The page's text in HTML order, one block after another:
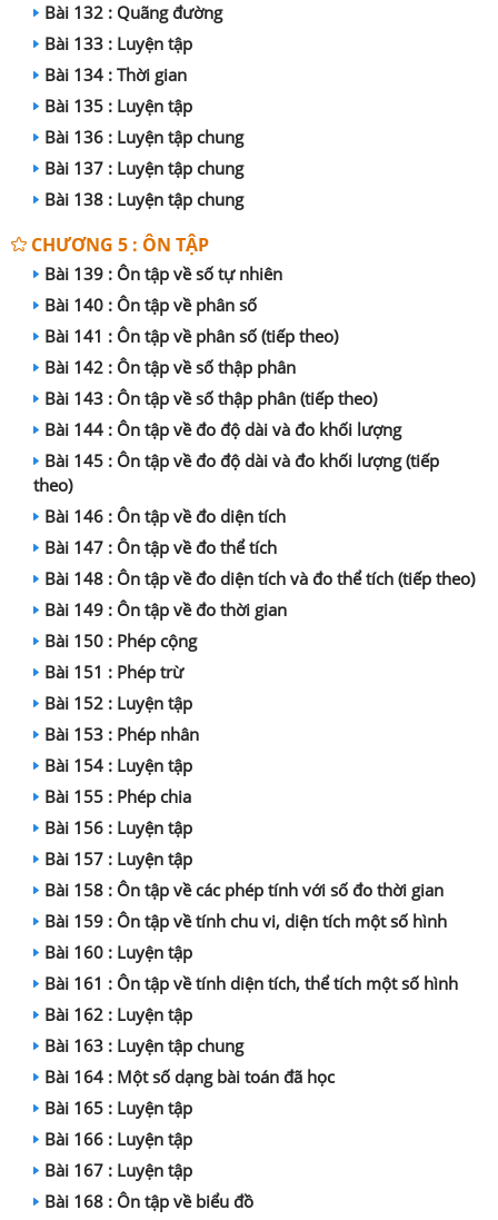
Bài 132 : Quãng đường
Bài 133 : Luyện tập
Bài 134 : Thời gian
Bài 135 : Luyện tập
Bài 136 : Luyện tập chung
Bài 137 : Luyện tập chung
Bài 138 : Luyện tập chung
CHƯƠNG 5 : ÔN TẬP
Bài 139 : Ôn tập về số tự nhiên
Bài 140 : Ôn tập về phân số
Bài 141 : Ôn tập về phân số (tiếp theo)
Bài 142 : Ôn tập về số thập phân
Bài 143 : Ôn tập về số thập phân (tiếp theo)
Bài 144 : Ôn tập về đo độ dài và đo khối lượng
Bài 145 : Ôn tập về đo độ dài và đo khối lượng (tiếp
theo)
Bài 146 : Ôn tập về đo diện tích
Bài 147 : Ôn tập về đo thể tích
Bài 148 : Ôn tập về đo diện tích và đo thể tích (tiếp theo)
Bài 149 : Ôn tập về đo thời gian
Bài 150 : Phép cộng
Bài 151 : Phép trừ
Bài 152 : Luyện tập
Bài 153 : Phép nhân
Bài 154 : Luyện tập
Bài 155 : Phép chia
Bài 156 : Luyện tập
Bài 157 : Luyện tập
Bài 158 : Ôn tập về các phép tính với số đo thời gian
Bài 159 : Ôn tập về tính chu vi, diện tích một số hình
Bài 160 : Luyện tập
Bài 161 : Ôn tập về tính diện tích, thể tích một số hình
Bài 162 : Luyện tập
Bài 163 : Luyện tập chung
Bài 164 : Một số dạng bài toán đã học
Bài 165 : Luyện tập
Bài 166 : Luyện tập
Bài 167 : Luyện tập
Bài 168 : Ôn tập về biểu đồ